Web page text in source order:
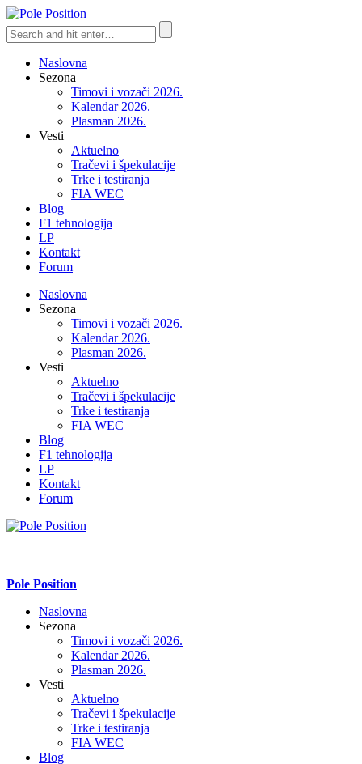
Naslovna
Sezona
Timovi i vozači 2026.
Kalendar 2026.
Plasman 2026.
Vesti
Aktuelno
Tračevi i špekulacije
Trke i testiranja
FIA WEC
Blog
F1 tehnologija
LP
Kontakt
Forum
Naslovna
Sezona
Timovi i vozači 2026.
Kalendar 2026.
Plasman 2026.
Vesti
Aktuelno
Tračevi i špekulacije
Trke i testiranja
FIA WEC
Blog
F1 tehnologija
LP
Kontakt
Forum
Pole Position
Naslovna
Sezona
Timovi i vozači 2026.
Kalendar 2026.
Plasman 2026.
Vesti
Aktuelno
Tračevi i špekulacije
Trke i testiranja
FIA WEC
Blog